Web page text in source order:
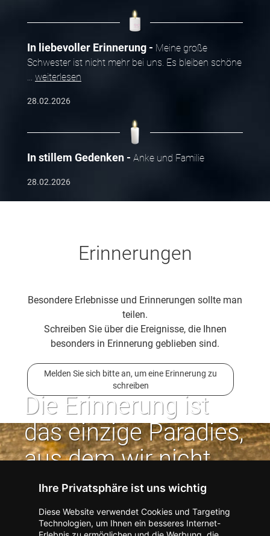
Ihre Privatsphäre ist uns wichtig
Diese Website verwendet Cookies und Targeting
Technologien, um Ihnen ein besseres Internet-
In liebevoller Erinnerung
Meine große
Schwester ist nicht mehr bei uns. Es bleiben schöne
weiterlesen
28.02.2026
In stillem Gedenken Anke und Familie
28.02.2026
Erinnerungen
Besondere Erlebnisse und Erinnerungen sollte man
teilen.
Schreiben Sie über die Ereignisse, die Ihnen
besonders in Erinnerung geblieben sind.
Melden Sie sich bitte an, um eine Erinnerung zu
schreiben
Die Erinnerung ist
das einzige Paradies,
aus dem wir nicht
vertrieben werden
können. | Jean Paul